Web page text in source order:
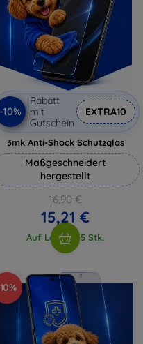
-10%
Rabatt
mit
Gutschein
EXTRA10
3mk Anti-Shock Schutzglas
Maßgeschneidert
hergestellt
16,90 €
15,21 €
Auf Lager > 5 Stk.